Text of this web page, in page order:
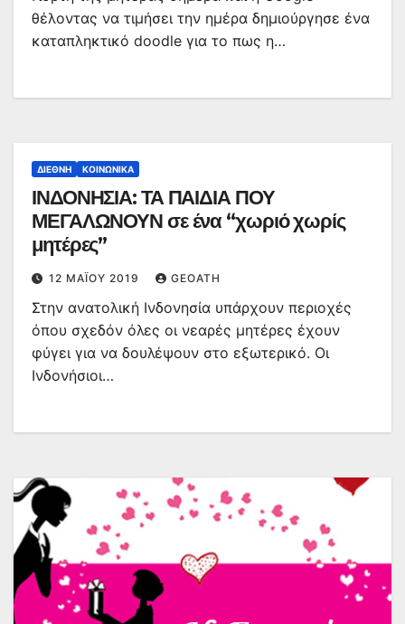
θέλοντας να τιμήσει την ημέρα δημιούργησε ένα
καταπληκτικό doodle για το πως η…
ΔΙΕΘΝΉ ΚΟΙΝΩΝΙΚΆ
ΙΝΔΟΝΗΣΙΑ: ΤΑ ΠΑΙΔΙΑ ΠΟΥ
ΜΕΓΑΛΩΝΟΥΝ σε ένα “χωριό χωρίς
μητέρες”
12 ΜΑΪ́ΟΥ 2019 GEOATH
Στην ανατολική Ινδονησία υπάρχουν περιοχές
όπου σχεδόν όλες οι νεαρές μητέρες έχουν
φύγει για να δουλέψουν στο εξωτερικό. Οι
Ινδονήσιοι…